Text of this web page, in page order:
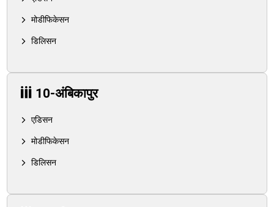
मोडीफिकेसन
डिलिसन
10-अंबिकापुर
एडिसन
मोडीफिकेसन
डिलिसन